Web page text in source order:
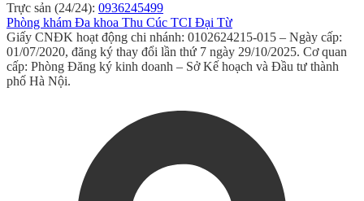
Trực sản (24/24): 0936245499
Phòng khám Đa khoa Thu Cúc TCI Đại Từ
Giấy CNĐK hoạt động chi nhánh: 0102624215-015 – Ngày cấp:
01/07/2020, đăng ký thay đổi lần thứ 7 ngày 29/10/2025. Cơ quan
cấp: Phòng Đăng ký kinh doanh – Sở Kế hoạch và Đầu tư thành
phố Hà Nội.